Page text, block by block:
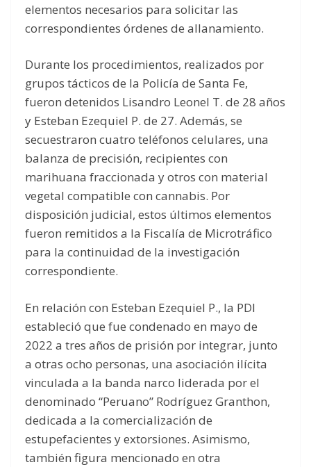
elementos necesarios para solicitar las
correspondientes órdenes de allanamiento.
Durante los procedimientos, realizados por
grupos tácticos de la Policía de Santa Fe,
fueron detenidos Lisandro Leonel T. de 28 años
y Esteban Ezequiel P. de 27. Además, se
secuestraron cuatro teléfonos celulares, una
balanza de precisión, recipientes con
marihuana fraccionada y otros con material
vegetal compatible con cannabis. Por
disposición judicial, estos últimos elementos
fueron remitidos a la Fiscalía de Microtráfico
para la continuidad de la investigación
correspondiente.
En relación con Esteban Ezequiel P., la PDI
estableció que fue condenado en mayo de
2022 a tres años de prisión por integrar, junto
a otras ocho personas, una asociación ilícita
vinculada a la banda narco liderada por el
denominado “Peruano” Rodríguez Granthon,
dedicada a la comercialización de
estupefacientes y extorsiones. Asimismo,
también figura mencionado en otra